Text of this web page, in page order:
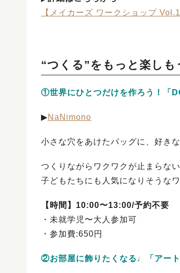
【メイカーズ ワークショップ
“つくる”をもっと楽し
①世界にひとつだけを作ろう！「
▶︎NaNimono
小さな穴をあけたバッグに、好き
つくりながらワクワクが止まらな
子どもたちにも人気になりそうな
【時間】10:00〜13:00/予約不要
・未就学児〜大人参加可
・参加費:650円
②お部屋に飾りたくなる♩「アート